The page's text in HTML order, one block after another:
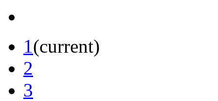
1(current)
2
3